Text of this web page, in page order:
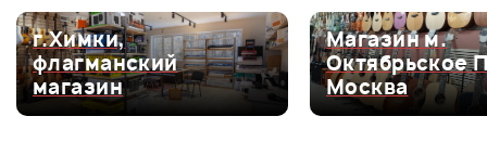
Мой отзыв о товаре
Ваша оценка:
г.Химки,
флагманский
магазин
Магазин м.
Октябрьское
Москва